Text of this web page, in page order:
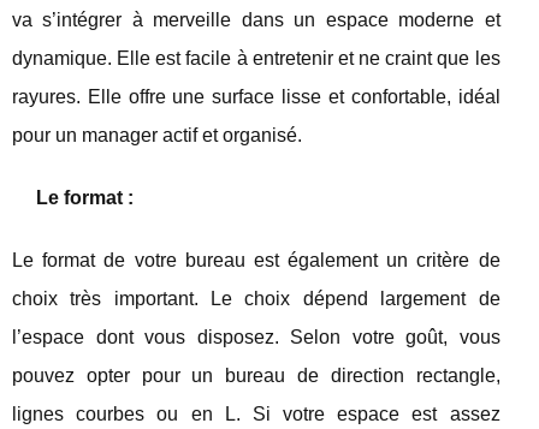
va s’intégrer à merveille dans un espace moderne et
dynamique. Elle est facile à entretenir et ne craint que les
rayures. Elle offre une surface lisse et confortable, idéal
pour un manager actif et organisé.
Le format :
Le format de votre bureau est également un critère de
choix très important. Le choix dépend largement de
l’espace dont vous disposez. Selon votre goût, vous
pouvez opter pour un bureau de direction rectangle,
lignes courbes ou en L. Si votre espace est assez